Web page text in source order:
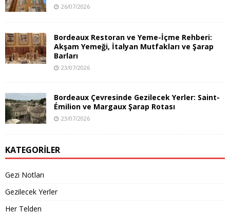
26/07/2026
Bordeaux Restoran ve Yeme-İçme Rehberi:
Akşam Yemeği, İtalyan Mutfakları ve Şarap
Barları
23/07/2026
Bordeaux Çevresinde Gezilecek Yerler: Saint-
Émilion ve Margaux Şarap Rotası
23/07/2026
KATEGORILER
Gezi Notları
Gezilecek Yerler
Her Telden